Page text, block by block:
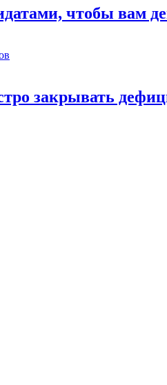
чтобы вам
закрывать